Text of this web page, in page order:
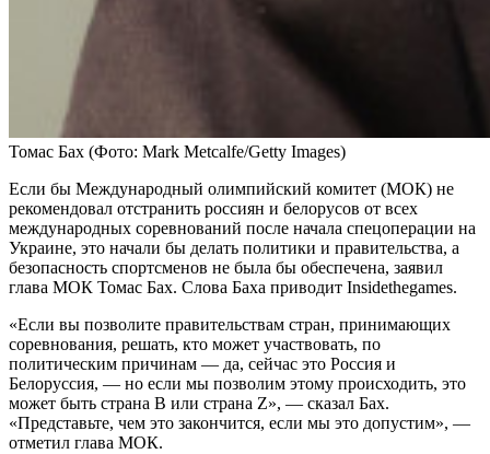
Томас Бах (Фото: Mark Metcalfe/Getty Images)
Если бы Международный олимпийский комитет (МОК) не
рекомендовал отстранить россиян и белорусов от всех
международных соревнований после начала спецоперации на
Украине, это начали бы делать политики и правительства, а
безопасность спортсменов не была бы обеспечена, заявил
глава МОК Томас Бах. Слова Баха приводит Insidethegames.
«Если вы позволите правительствам стран, принимающих
соревнования, решать, кто может участвовать, по
политическим причинам — да, сейчас это Россия и
Белоруссия, — но если мы позволим этому происходить, это
может быть страна B или страна Z», — сказал Бах.
«Представьте, чем это закончится, если мы это допустим», —
отметил глава МОК.